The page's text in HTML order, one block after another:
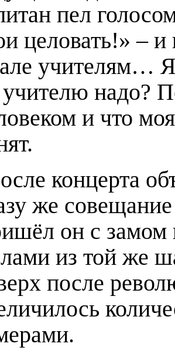
пел
целовать!» –
учителям…
надо?
и что
концерта
же
он с замом
из той же
после